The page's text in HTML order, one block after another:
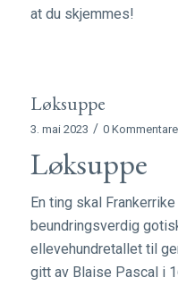
at du skjemmes!
Løksuppe
3. mai 2023 / 0
Løksuppe
En ting skal
beundringsverdig
ellevehundretallet til
gitt av Blaise Pascal i